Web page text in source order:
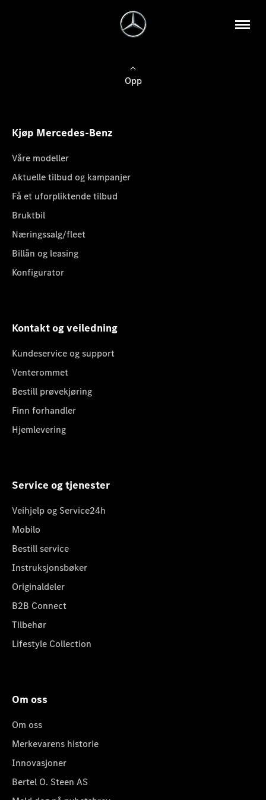
Opp
Kjøp Mercedes-Benz
Våre modeller
Aktuelle tilbud og kampanjer
Få et uforpliktende tilbud
Bruktbil
Næringssalg/fleet
Billån og leasing
Konfigurator
Kontakt og veiledning
Kundeservice og support
Venterommet
Bestill prøvekjøring
Finn forhandler
Hjemlevering
Service og tjenester
Veihjelp og Service24h
Mobilo
Bestill service
Instruksjonsbøker
Originaldeler
B2B Connect
Tilbehør
Lifestyle Collection
Om oss
Om oss
Merkevarens historie
Innovasjoner
Bertel O. Steen AS